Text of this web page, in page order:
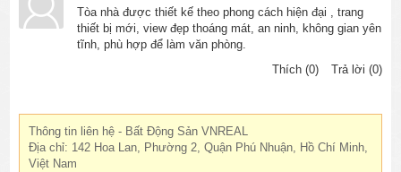
Tòa nhà được thiết kế theo phong cách hiện đại , trang
thiết bị mới, view đẹp thoáng mát, an ninh, không gian yên
tĩnh, phù hợp để làm văn phòng.
Thích (0)
Trả lời (0)
Thông tin liên hệ - Bất Động Sản VNREAL
Địa chỉ: 142 Hoa Lan, Phường 2, Quận Phú Nhuận, Hồ Chí Minh,
Việt Nam